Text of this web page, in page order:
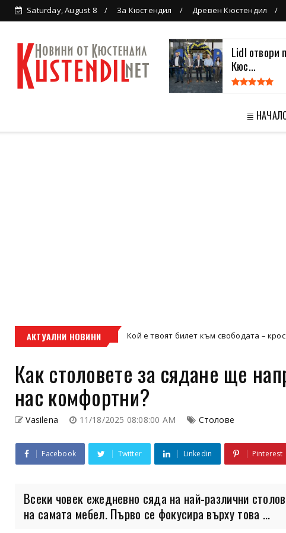
Saturday, August 8 За Кюстендил Древен Кюстендил
Lidl отвори
Кюс...
≣
АКТУАЛНИ НОВИНИ
кросов мотор Кой е твоят билет към свободата – кросовият мотор
Как столовете за сядане ще
нас комфортни?
Vasilena 11/18/2025 08:08:00 AM Столове
Facebook Twitter Linkedin Pinterest
Всеки човек ежедневно сяда на най-различни
на самата мебел. Първо се фокусира върху това ...